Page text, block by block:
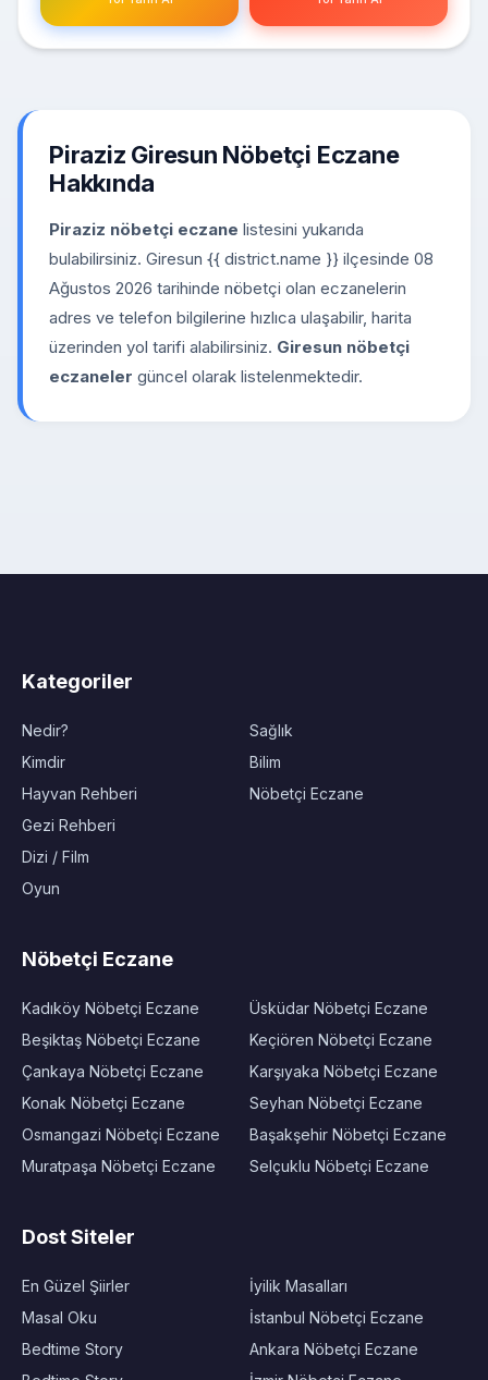
Piraziz Giresun Nöbetçi Eczane
Hakkında
Piraziz nöbetçi eczane listesini yukarıda
bulabilirsiniz. Giresun {{ district.name }} ilçesinde 08
Ağustos 2026 tarihinde nöbetçi olan eczanelerin
adres ve telefon bilgilerine hızlıca ulaşabilir, harita
üzerinden yol tarifi alabilirsiniz. Giresun nöbetçi
eczaneler güncel olarak listelenmektedir.
Kategoriler
Nedir?
Kimdir
Hayvan Rehberi
Gezi Rehberi
Dizi / Film
Oyun
Sağlık
Bilim
Nöbetçi Eczane
Nöbetçi Eczane
Kadıköy Nöbetçi Eczane
Beşiktaş Nöbetçi Eczane
Çankaya Nöbetçi Eczane
Konak Nöbetçi Eczane
Osmangazi Nöbetçi Eczane
Muratpaşa Nöbetçi Eczane
Üsküdar Nöbetçi Eczane
Keçiören Nöbetçi Eczane
Karşıyaka Nöbetçi Eczane
Seyhan Nöbetçi Eczane
Başakşehir Nöbetçi Eczane
Selçuklu Nöbetçi Eczane
Dost Siteler
En Güzel Şiirler
Masal Oku
Bedtime Story
İyilik Masalları
İstanbul Nöbetçi Eczane
Ankara Nöbetçi Eczane